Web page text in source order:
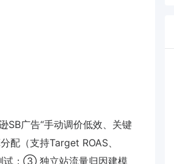
SB广告“手动调价低效、关键
（支持Target ROAS、
试；③ 独立站流量归因建模